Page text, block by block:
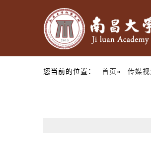
您当前的位置： 首页» 传媒视